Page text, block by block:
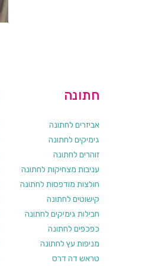
חתונה
אביזרים לחתונה
גימיקים לחתונה
זוהרים לחתונה
עניבות מצחיקות לחתונה
חולצות מודפסות לחתונה
קישוטים לחתונה
חבילות גימיקים לחתונה
כפכפים לחתונה
מניפות עץ לחתונה
טראש דה דרס